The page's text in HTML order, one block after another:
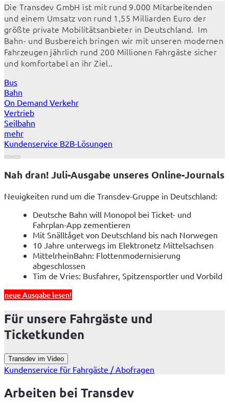
Die Transdev GmbH ist mit rund 9.000 Mitarbeitenden
und einem Umsatz von rund 1,55 Milliarden Euro der
größte private Mobilitätsanbieter in Deutschland.  Im
Bahn- und Busbereich bringen wir mit unseren modernen
Fahrzeugen jährlich rund 200 Millionen Fahrgäste sicher
und komfortabel an ihr Ziel..
Bus
Bahn
On Demand Verkehr
Vertrieb
Seilbahn
mehr
Kundenservice B2B-Lösungen
Nah dran! Juli-Ausgabe unseres Online-Journals
Neuigkeiten rund um die Transdev-Gruppe in Deutschland:
Deutsche Bahn will Monopol bei Ticket- und
Fahrplan-App zementieren
Mit Snälltåget von Deutschland bis nach Norwegen
10 Jahre unterwegs im Elektronetz Mittelsachsen
MittelrheinBahn: Flottenmodernisierung
abgeschlossen
Tim de Vries: Busfahrer, Spitzensportler und Vorbild
neue Ausgabe lesen!
Für unsere Fahrgäste und
Ticketkunden
Transdev im Video
Deutschlandticket
Kundenservice für Fahrgäste / Abofragen
Arbeiten bei Transdev